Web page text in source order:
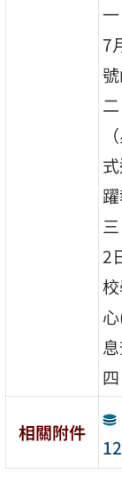
7
2
相關附件